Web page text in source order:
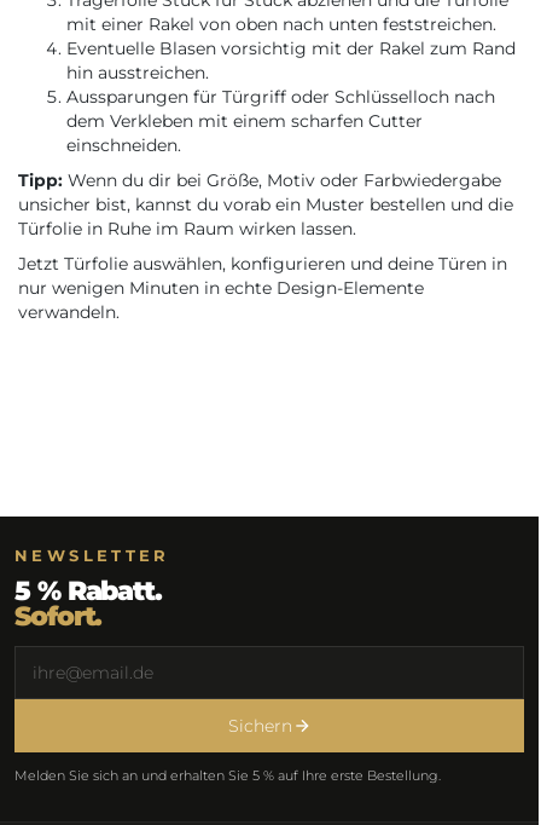
mit einer Rakel von oben nach unten feststreichen.
Eventuelle Blasen vorsichtig mit der Rakel zum Rand
hin ausstreichen.
Aussparungen für Türgriff oder Schlüsselloch nach
dem Verkleben mit einem scharfen Cutter
einschneiden.
Tipp: Wenn du dir bei Größe, Motiv oder Farbwiedergabe
unsicher bist, kannst du vorab ein Muster bestellen und die
Türfolie in Ruhe im Raum wirken lassen.
Jetzt Türfolie auswählen, konfigurieren und deine Türen in
nur wenigen Minuten in echte Design-Elemente
verwandeln.
NEWSLETTER
5 % Rabatt.
Sofort.
Sichern
Melden Sie sich an und erhalten Sie 5 % auf Ihre erste Bestellung.